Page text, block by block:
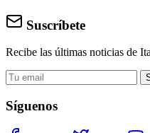
Suscríbete
Recibe las últimas noticias de
Síguenos